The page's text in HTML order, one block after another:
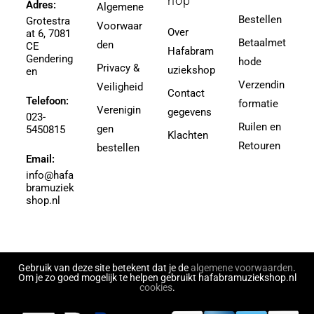
Ager, Milton
Agrell, Jeffrey
Agricole-Genin, Paul
Aguilar, Walter Leon
Aguilera, Christina
Ahbez, Eden
Ahle, Johann R.
Ahronheim, Albert
Airto Moreira Ramon Zenker
Aitken
Aitken, Robert
Al Hirt
Al-Odeh, Simon
3,5 (4e Divisie)
3-4
3.5
30
3e divisie
4
4,5
4,5 (3e divisie)
4.5
6
7
43497
Adres:
Grotestra
at 6, 7081
CE
Gendering
en
Telefoon:
023-
5450815
Email:
info@hafa
bramuziek
shop.nl
Algemene
Voorwaar
den
Privacy &
Veiligheid
Verenigin
gen
bestellen
Over
Hafabram
uziekshop
Contact
gegevens
Klachten
Bestellen
Betaalmet
hode
Verzendin
formatie
Ruilen en
Retouren
Gebruik van deze site betekent dat je dealgemene voorwaarden.
Om je zo goed mogelijk te helpen gebruikt hafabramuziekshop.nl
cookies.